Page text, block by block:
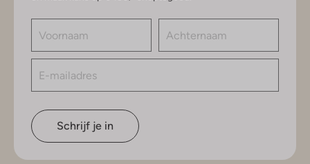
Schrijf je in